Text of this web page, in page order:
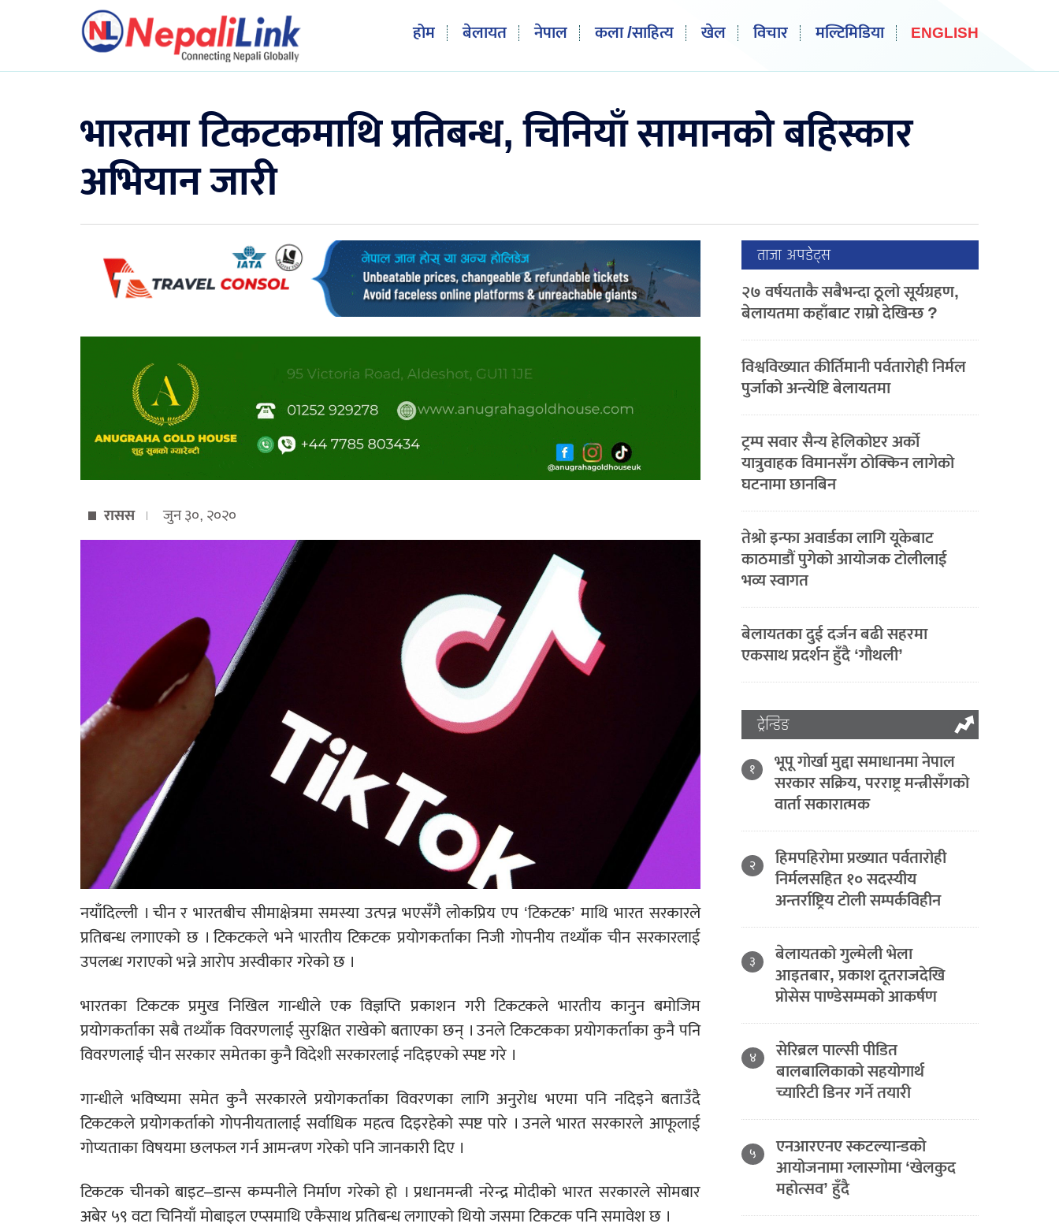
होम बेलायत नेपाल कला /साहित्य खेल विचार मल्टिमिडिया ENGLISH
भारतमा टिकटकमाथि प्रतिबन्ध, चिनियाँ सामानको बहिस्कार
अभियान जारी
रासस जुन ३०, २०२०
नयाँदिल्ली । चीन र भारतबीच सीमाक्षेत्रमा समस्या उत्पन्न भएसँगै लोकप्रिय एप ‘टिकटक’ माथि भारत सरकारले
प्रतिबन्ध लगाएको छ । टिकटकले भने भारतीय टिकटक प्रयोगकर्ताका निजी गोपनीय तथ्याँक चीन सरकारलाई
उपलब्ध गराएको भन्ने आरोप अस्वीकार गरेको छ ।
भारतका टिकटक प्रमुख निखिल गान्धीले एक विज्ञप्ति प्रकाशन गरी टिकटकले भारतीय कानुन बमोजिम
प्रयोगकर्ताका सबै तथ्याँक विवरणलाई सुरक्षित राखेको बताएका छन् । उनले टिकटकका प्रयोगकर्ताका कुनै पनि
विवरणलाई चीन सरकार समेतका कुनै विदेशी सरकारलाई नदिइएको स्पष्ट गरे ।
गान्धीले भविष्यमा समेत कुनै सरकारले प्रयोगकर्ताका विवरणका लागि अनुरोध भएमा पनि नदिइने बताउँदै
टिकटकले प्रयोगकर्ताको गोपनीयतालाई सर्वाधिक महत्व दिइरहेको स्पष्ट पारे । उनले भारत सरकारले आफूलाई
गोप्यताका विषयमा छलफल गर्न आमन्त्रण गरेको पनि जानकारी दिए ।
टिकटक चीनको बाइट–डान्स कम्पनीले निर्माण गरेको हो । प्रधानमन्त्री नरेन्द्र मोदीको भारत सरकारले सोमबार
अबेर ५९ वटा चिनियाँ मोबाइल एप्समाथि एकैसाथ प्रतिबन्ध लगाएको थियो जसमा टिकटक पनि समावेश छ ।
ताजा अपडेट्स
२७ वर्षयताकै सबैभन्दा ठूलो सूर्यग्रहण,
बेलायतमा कहाँबाट राम्रो देखिन्छ ?
विश्वविख्यात कीर्तिमानी पर्वतारोही निर्मल
पुर्जाको अन्त्येष्टि बेलायतमा
ट्रम्प सवार सैन्य हेलिकोप्टर अर्को
यात्रुवाहक विमानसँग ठोक्किन लागेको
घटनामा छानबिन
तेश्रो इन्फा अवार्डका लागि यूकेबाट
काठमाडौं पुगेको आयोजक टोलीलाई
भव्य स्वागत
बेलायतका दुई दर्जन बढी सहरमा
एकसाथ प्रदर्शन हुँदै ‘गौथली’
ट्रेन्डिङ
१ भूपू गोर्खा मुद्दा समाधानमा नेपाल
सरकार सक्रिय, परराष्ट्र मन्त्रीसँगको
वार्ता सकारात्मक
२ हिमपहिरोमा प्रख्यात पर्वतारोही
निर्मलसहित १० सदस्यीय
अन्तर्राष्ट्रिय टोली सम्पर्कविहीन
३ बेलायतको गुल्मेली भेला
आइतबार, प्रकाश दूतराजदेखि
प्रोसेस पाण्डेसम्मको आकर्षण
४ सेरिब्रल पाल्सी पीडित
बालबालिकाको सहयोगार्थ
च्यारिटी डिनर गर्ने तयारी
५ एनआरएनए स्कटल्यान्डको
आयोजनामा ग्लास्गोमा ‘खेलकुद
महोत्सव’ हुँदै